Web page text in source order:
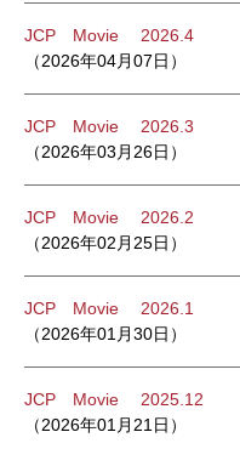
JCP Movie 2026.4
（2026年04月07日）
JCP Movie 2026.3
（2026年03月26日）
JCP Movie 2026.2
（2026年02月25日）
JCP Movie 2026.1
（2026年01月30日）
JCP Movie 2025.12
（2026年01月21日）